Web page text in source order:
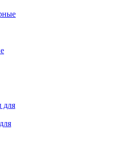
для